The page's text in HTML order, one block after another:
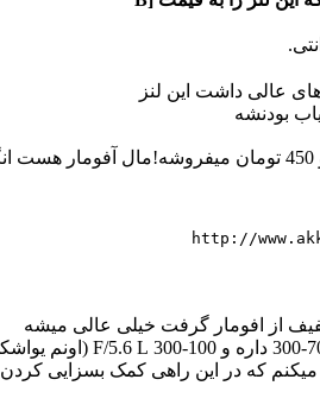
عالی داشت این لنز
بودنشه
http://
از افومار گرفت خیلی عالی میشه
میکنم که در این راهی کمک بسزایی کردن